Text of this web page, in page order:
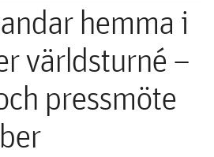
hemma i
världsturné –
pressmöte